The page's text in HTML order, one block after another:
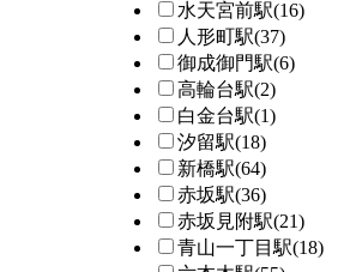
水天宮前駅(16)
人形町駅(37)
御成御門駅(6)
高輪台駅(2)
白金台駅(1)
汐留駅(18)
新橋駅(64)
赤坂駅(36)
赤坂見附駅(21)
青山一丁目駅(18)